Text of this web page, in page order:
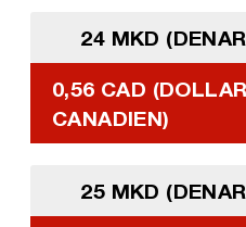
24 MKD
0,56 CAD (DOLLAR
CANADIEN)
25 MKD